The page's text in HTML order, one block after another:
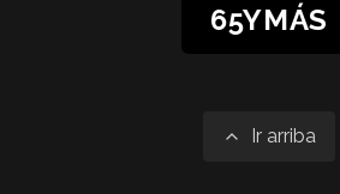
65YMÁS
Ir arriba